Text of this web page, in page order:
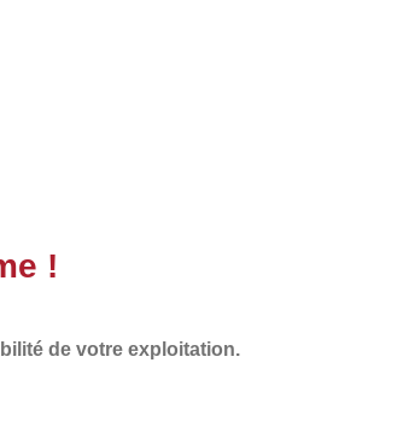
!
de votre exploitation.